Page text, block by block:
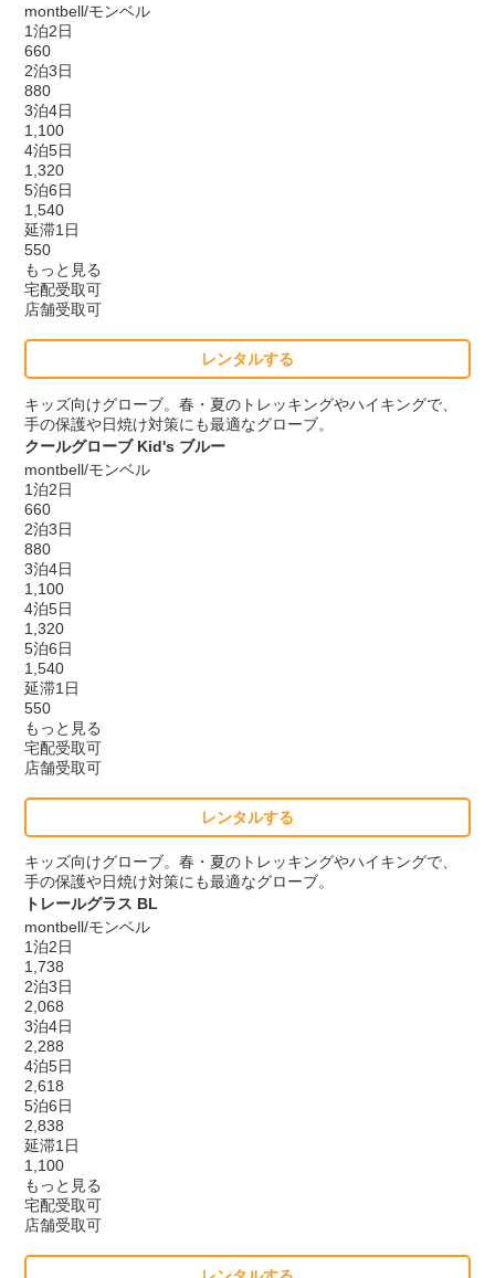
montbell/モンベル
1泊2日
660
2泊3日
880
3泊4日
1,100
4泊5日
1,320
5泊6日
1,540
延滞1日
550
もっと見る
宅配受取可
店舗受取可
レンタルする
キッズ向けグローブ。春・夏のトレッキングやハイキングで、
手の保護や日焼け対策にも最適なグローブ。
クールグローブ Kid's ブルー
montbell/モンベル
1泊2日
660
2泊3日
880
3泊4日
1,100
4泊5日
1,320
5泊6日
1,540
延滞1日
550
もっと見る
宅配受取可
店舗受取可
レンタルする
キッズ向けグローブ。春・夏のトレッキングやハイキングで、
手の保護や日焼け対策にも最適なグローブ。
トレールグラス BL
montbell/モンベル
1泊2日
1,738
2泊3日
2,068
3泊4日
2,288
4泊5日
2,618
5泊6日
2,838
延滞1日
1,100
もっと見る
宅配受取可
店舗受取可